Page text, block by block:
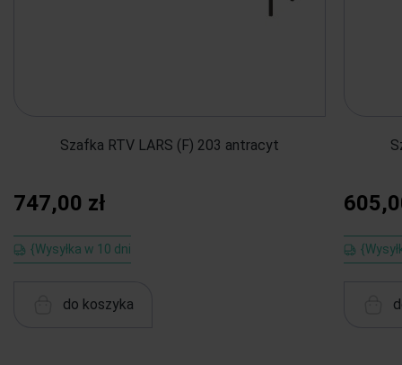
Szafka RTV LARS (F) 203 antracyt
747,00 zł
{Wysyłka w 10 dni
do koszyka